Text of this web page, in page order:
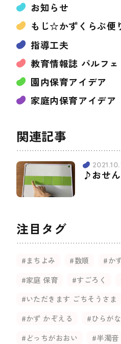
お知らせ
もじ☆かずくらぶ便
指導工夫
教育情報誌 パルフェ
園内保育アイデア
家庭内保育アイデア
関連記事
♪おせ
注目タグ
#まちよみ #数順 #か
#家庭 保育
#すごろく
#いただきます ごちそうさま
#かず かぞえる
#ひらが
#どっちがおおい
#半濁音